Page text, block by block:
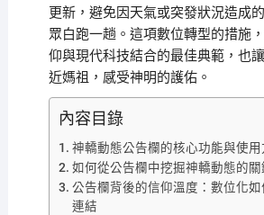
更新，避免因天氣或突發狀況造成
眾白跑一趟。這項數位轉型的措施
仰與現代科技結合的最佳典範，也
近媽祖，感受神明的護佑。
內容目錄
神轎動態公告欄的核心功能與使用
如何從公告欄中挖掘神轎動態的關
公告欄背後的信仰溫度：數位化如
連結